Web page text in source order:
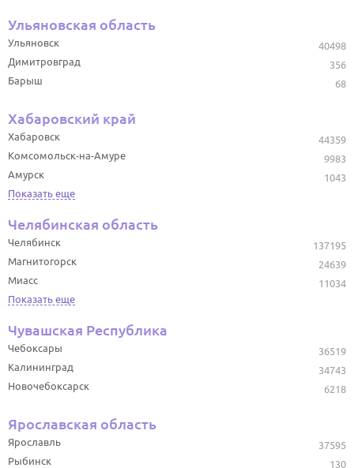
Ульяновская область
40498
Ульяновск
356
Димитровград
68
Барыш
Хабаровский край
44359
Хабаровск
9983
Комсомольск-на-Амуре
1043
Амурск
Показать еще
Челябинская область
137195
Челябинск
24639
Магнитогорск
11034
Миасс
Показать еще
Чувашская Республика
36519
Чебоксары
34743
Калининград
6218
Новочебоксарск
Ярославская область
37595
Ярославль
130
Рыбинск